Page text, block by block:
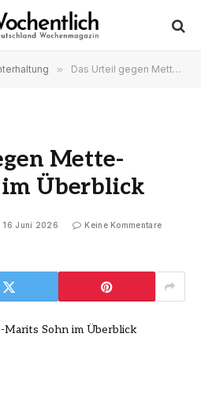
» Das Urteil gegen Mette-Marits Sohn im Überblick
Mette-
Überblick
16 Juni 2026 Keine Kommentare